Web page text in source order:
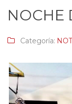
NOCHE
Categoría: